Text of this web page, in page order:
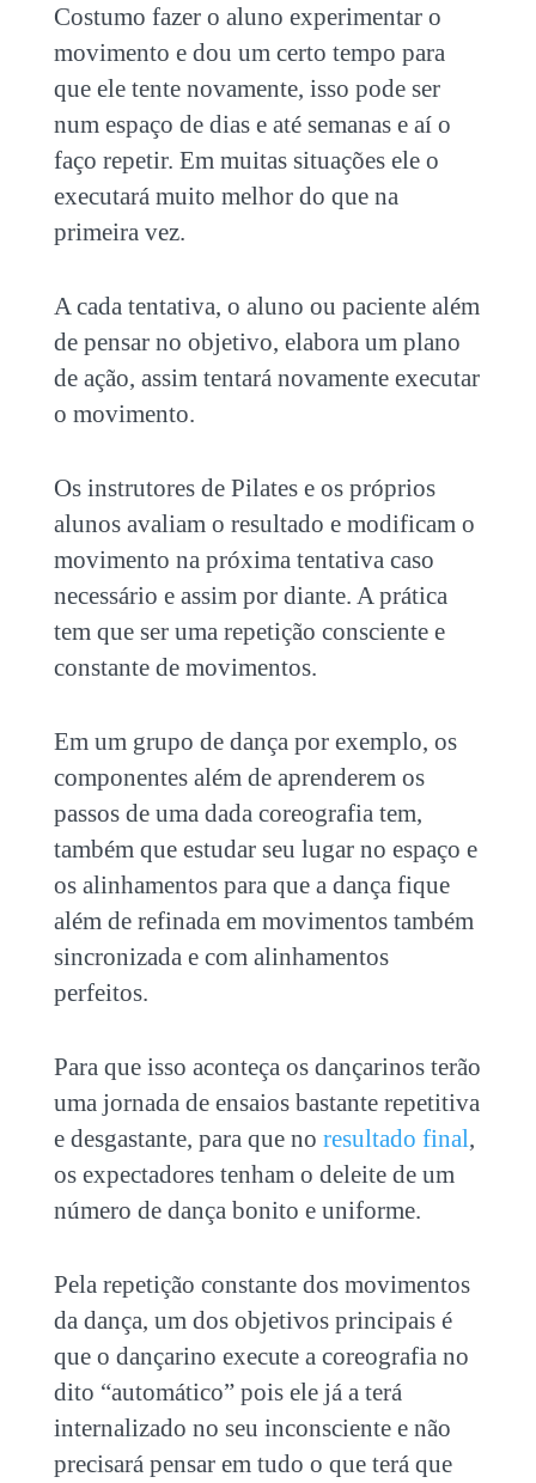
Costumo fazer o aluno experimentar o
movimento e dou um certo tempo para
que ele tente novamente, isso pode ser
num espaço de dias e até semanas e aí o
faço repetir. Em muitas situações ele o
executará muito melhor do que na
primeira vez.
A cada tentativa, o aluno ou paciente além
de pensar no objetivo, elabora um plano
de ação, assim tentará novamente executar
o movimento.
Os instrutores de Pilates e os próprios
alunos avaliam o resultado e modificam o
movimento na próxima tentativa caso
necessário e assim por diante. A prática
tem que ser uma repetição consciente e
constante de movimentos.
Em um grupo de dança por exemplo, os
componentes além de aprenderem os
passos de uma dada coreografia tem,
também que estudar seu lugar no espaço e
os alinhamentos para que a dança fique
além de refinada em movimentos também
sincronizada e com alinhamentos
perfeitos.
Para que isso aconteça os dançarinos terão
uma jornada de ensaios bastante repetitiva
e desgastante, para que no resultado final,
os expectadores tenham o deleite de um
número de dança bonito e uniforme.
Pela repetição constante dos movimentos
da dança, um dos objetivos principais é
que o dançarino execute a coreografia no
dito “automático” pois ele já a terá
internalizado no seu inconsciente e não
precisará pensar em tudo o que terá que